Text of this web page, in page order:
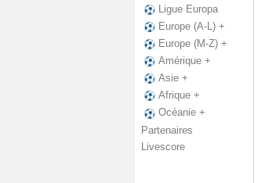
Ligue Europa
Europe (A-L) +
Europe (M-Z) +
Amérique +
Asie +
Afrique +
Océanie +
Partenaires
Livescore